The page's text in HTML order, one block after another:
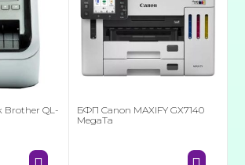
Brother QL-
БФП Canon MAXIFY GX7140
MegaTa